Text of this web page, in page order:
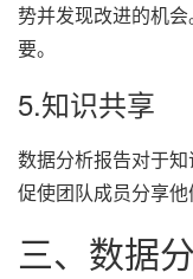
势并发现改进的机
要。
5.知识共享
数据分析报告对于
促使团队成员分享他
三、数据